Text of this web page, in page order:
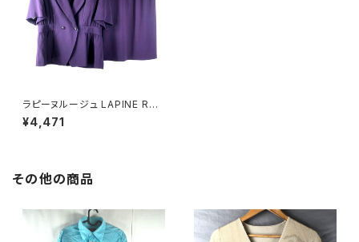
ラピーヌルージュ LAPINE RO
UGE セットアップ スカートスー
ツ 半袖 肩パッド 紫 19サイズ 9
¥4,471
その他の商品